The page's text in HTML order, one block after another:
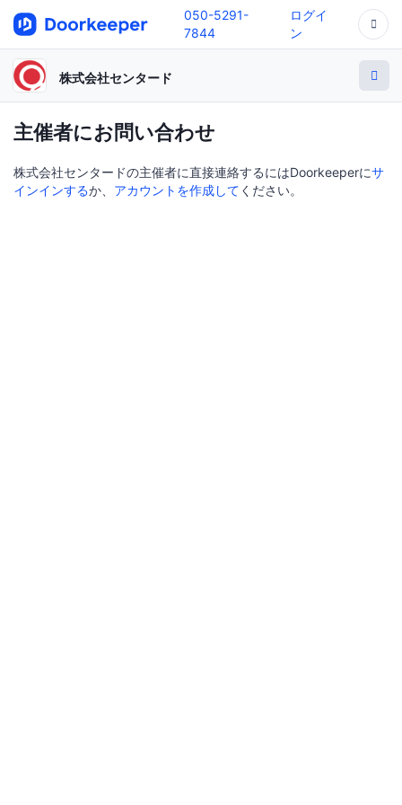
050-5291-
7844
ログイ
ン
株式会社センタード
主催者にお問い合わせ
株式会社センタードの主催者に直接連絡するにはDoorkeeperにサ
インインするか、 アカウントを作成して ください。